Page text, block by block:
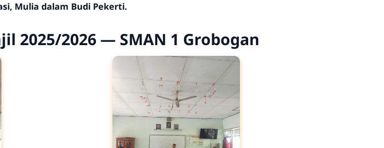
Mulia dalam Budi Pekerti.
2025/2026 — SMAN 1 Grobogan